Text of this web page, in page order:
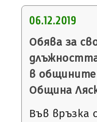
06.12.2019
Обява за
в общините
Община
Във връзка